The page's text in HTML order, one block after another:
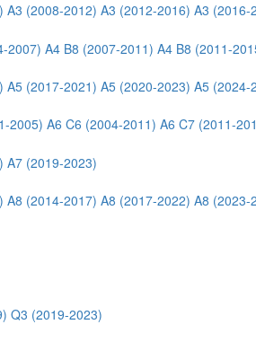
A3 (2008-2012) A3 (2012-2016) A3 (2016-
2007) A4 B8 (2007-2011) A4 B8 (2011-
A5 (2017-2021) A5 (2020-2023) A5 (2024-
2005) A6 C6 (2004-2011) A6 C7 (2011-
A7 (2019-2023)
A8 (2014-2017) A8 (2017-2022) A8 (2023-
Q3 (2019-2023)